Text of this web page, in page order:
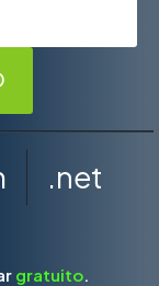
.net
gratuito.